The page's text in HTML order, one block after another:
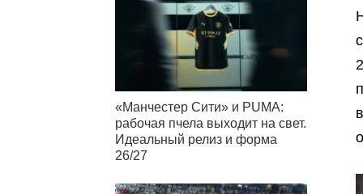
«Манчестер Сити» и PUMA:
рабочая пчела выходит на свет.
Идеальный релиз и форма
26/27